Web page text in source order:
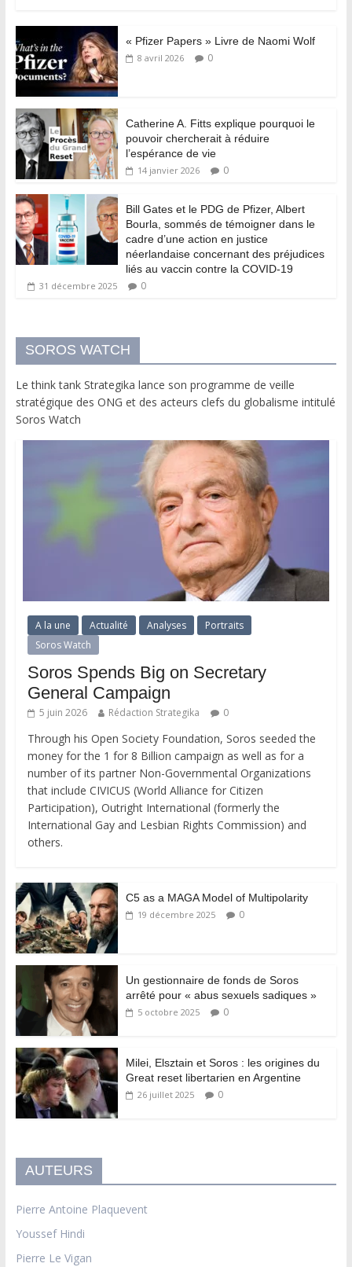
« Pfizer Papers » Livre de Naomi Wolf
8 avril 2026 0
Catherine A. Fitts explique pourquoi le
pouvoir chercherait à réduire
l’espérance de vie
14 janvier 2026 0
Bill Gates et le PDG de Pfizer, Albert
Bourla, sommés de témoigner dans le
cadre d’une action en justice
néerlandaise concernant des préjudices
liés au vaccin contre la COVID-19
31 décembre 2025 0
SOROS WATCH
Le think tank Strategika lance son programme de veille
stratégique des ONG et des acteurs clefs du globalisme intitulé
Soros Watch
A la une Actualité Analyses
Portraits
Soros Watch
Soros Spends Big on Secretary
General Campaign
5 juin 2026 Rédaction Strategika 0
Through his Open Society Foundation, Soros seeded the
money for the 1 for 8 Billion campaign as well as for a
number of its partner Non-Governmental Organizations
that include CIVICUS (World Alliance for Citizen
Participation), Outright International (formerly the
International Gay and Lesbian Rights Commission) and
others.
C5 as a MAGA Model of Multipolarity
19 décembre 2025 0
Un gestionnaire de fonds de Soros
arrêté pour « abus sexuels sadiques »
5 octobre 2025 0
Milei, Elsztain et Soros : les origines du
Great reset libertarien en Argentine
26 juillet 2025 0
AUTEURS
Pierre Antoine Plaquevent
Youssef Hindi
Pierre Le Vigan